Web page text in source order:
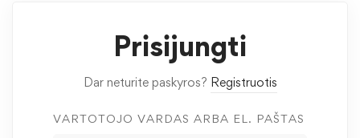
Prisijungti
Dar neturite paskyros? Registruotis
VARTOTOJO VARDAS ARBA EL. PAŠTAS